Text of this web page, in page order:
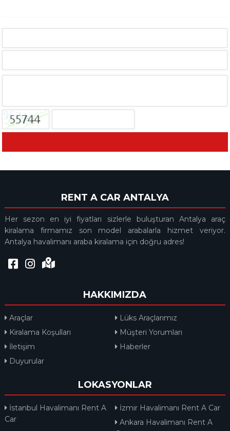
RENT A CAR ANTALYA
Her sezon en iyi fiyatları sizlerle buluşturan Antalya araç
kiralama firmamız son model arabalarla hizmet veriyor.
Antalya havalimanı araba kiralama için doğru adres!
HAKKIMIZDA
Araçlar
Lüks Araçlarımız
Kiralama Koşulları
Müşteri Yorumları
İletişim
Haberler
Duyurular
LOKASYONLAR
İstanbul Havalimanı Rent A
Car
İzmir Havalimanı Rent A Car
Ankara Havalimanı Rent A